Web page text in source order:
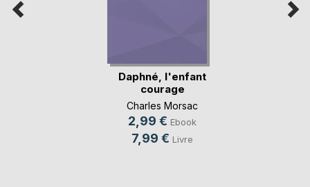
Daphné, l'enfant
courage
Charles Morsac
2,99 € Ebook
7,99 € Livre